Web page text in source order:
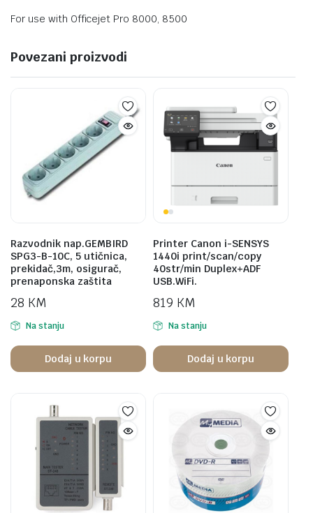
For use with Officejet Pro 8000, 8500
Povezani proizvodi
Razvodnik nap.GEMBIRD
SPG3-B-10C, 5 utičnica,
prekidač,3m, osigurač,
prenaponska zaštita
28 KM
Na stanju
Dodaj u korpu
Printer Canon i-SENSYS
1440i print/scan/copy
40str/min Duplex+ADF
USB.WiFi.
819 KM
Na stanju
Dodaj u korpu